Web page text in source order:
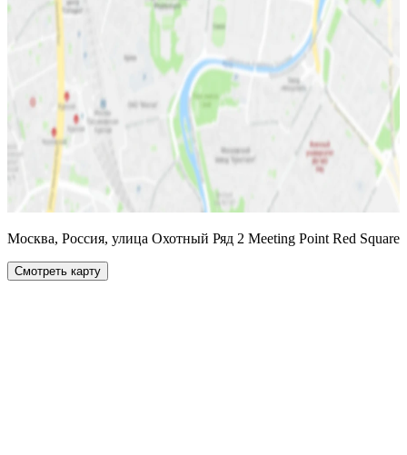
Москва, Россия, улица Охотный Ряд 2 Meeting Point Red Square
Смотреть карту